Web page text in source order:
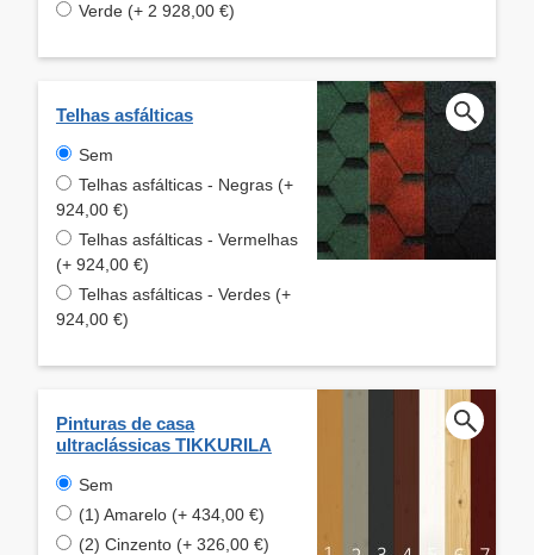
Verde (+ 2 928,00 €)
Telhas asfálticas
Sem
Telhas asfálticas - Negras (+
924,00 €)
Telhas asfálticas - Vermelhas
(+ 924,00 €)
Telhas asfálticas - Verdes (+
924,00 €)
Pinturas de casa
ultraclássicas TIKKURILA
Sem
(1) Amarelo (+ 434,00 €)
(2) Cinzento (+ 326,00 €)